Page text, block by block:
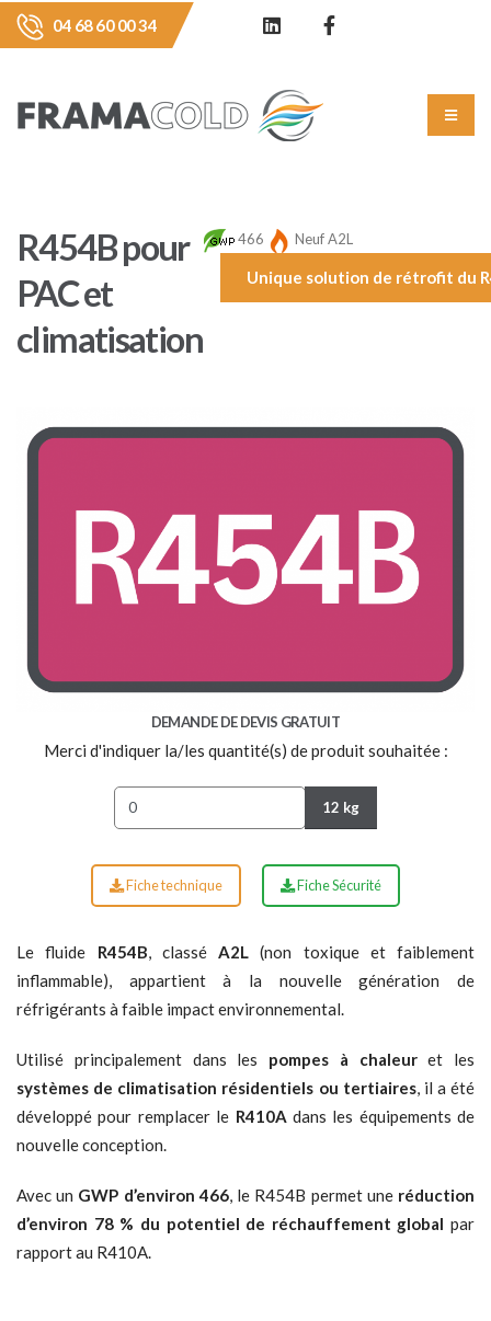
04 68 60 00 34
R454B pour
PAC et
climatisation
466 Neuf A2L
Unique solution de rétrofit du
DEMANDE DE DEVIS GRATUIT
Merci d'indiquer la/les quantité(s) de produit souhaitée :
12 kg
Fiche technique Fiche Sécurité
Le fluide R454B, classé A2L (non toxique et faiblement
inflammable), appartient à la nouvelle génération de
réfrigérants à faible impact environnemental.
Utilisé principalement dans les pompes à chaleuret les
systèmes de climatisation résidentiels ou tertiaires, il a été
développé pour remplacer le R410A dans les équipements de
nouvelle conception.
Avec un GWP d’environ 466, le R454B permet une réduction
d’environ 78 % du potentiel de réchauffement global par
rapport au R410A.